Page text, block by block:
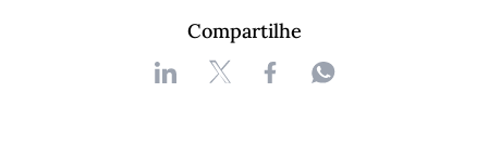
Compartilhe